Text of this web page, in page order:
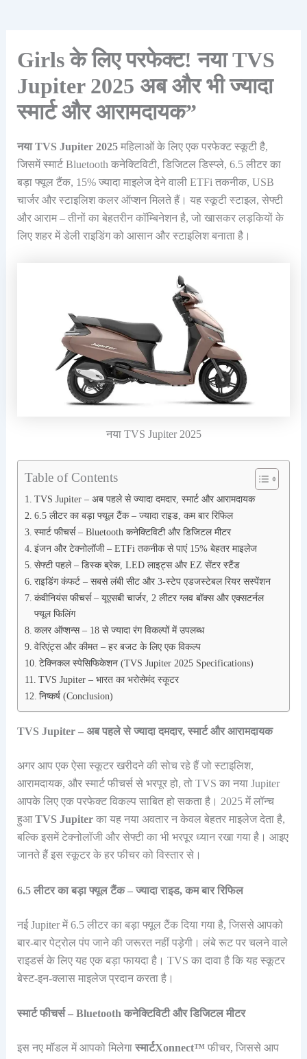
Girls के लिए परफेक्ट! नया TVS
Jupiter 2025 अब और भी ज्यादा
स्मार्ट और आरामदायक”
नया TVS Jupiter 2025महिलाओं के लिए एक परफेक्ट स्कूटी है,
जिसमें स्मार्ट Bluetooth कनेक्टिविटी, डिजिटल डिस्प्ले, 6.5 लीटर का
बड़ा फ्यूल टैंक, 15% ज्यादा माइलेज देने वाली ETFi तकनीक, USB
चार्जर और स्टाइलिश कलर ऑप्शन मिलते हैं। यह स्कूटी स्टाइल, सेफ्टी
और आराम – तीनों का बेहतरीन कॉम्बिनेशन है, जो खासकर लड़कियों के
लिए शहर में डेली राइडिंग को आसान और स्टाइलिश बनाता है।
नया TVS Jupiter 2025
Table of Contents
TVS Jupiter – अब पहले से ज्यादा दमदार, स्मार्ट और आरामदायक
6.5 लीटर का बड़ा फ्यूल टैंक – ज्यादा राइड, कम बार रिफिल
स्मार्ट फीचर्स – Bluetooth कनेक्टिविटी और डिजिटल मीटर
इंजन और टेक्नोलॉजी – ETFi तकनीक से पाएं 15% बेहतर माइलेज
सेफ्टी पहले – डिस्क ब्रेक, LED लाइट्स और EZ सेंटर स्टैंड
राइडिंग कंफर्ट – सबसे लंबी सीट और 3-स्टेप एडजस्टेबल रियर सस्पेंशन
कंवीनियंस फीचर्स – यूएसबी चार्जर, 2 लीटर ग्लव बॉक्स और एक्सटर्नल
फ्यूल फिलिंग
कलर ऑप्शन्स – 18 से ज्यादा रंग विकल्पों में उपलब्ध
वेरिएंट्स और कीमत – हर बजट के लिए एक विकल्प
टेक्निकल स्पेसिफिकेशन (TVS Jupiter 2025 Specifications)
TVS Jupiter – भारत का भरोसेमंद स्कूटर
निष्कर्ष (Conclusion)
TVS Jupiter – अब पहले से ज्यादा दमदार, स्मार्ट और आरामदायक
अगर आप एक ऐसा स्कूटर खरीदने की सोच रहे हैं जो स्टाइलिश,
आरामदायक, और स्मार्ट फीचर्स से भरपूर हो, तो TVS का नया Jupiter
आपके लिए एक परफेक्ट विकल्प साबित हो सकता है। 2025 में लॉन्च
हुआTVS Jupiterका यह नया अवतार न केवल बेहतर माइलेज देता है,
बल्कि इसमें टेक्नोलॉजी और सेफ्टी का भी भरपूर ध्यान रखा गया है। आइए
जानते हैं इस स्कूटर के हर फीचर को विस्तार से।
6.5 लीटर का बड़ा फ्यूल टैंक – ज्यादा राइड, कम बार रिफिल
नई Jupiter में 6.5 लीटर का बड़ा फ्यूल टैंक दिया गया है, जिससे आपको
बार-बार पेट्रोल पंप जाने की जरूरत नहीं पड़ेगी। लंबे रूट पर चलने वाले
राइडर्स के लिए यह एक बड़ा फायदा है। TVS का दावा है कि यह स्कूटर
बेस्ट-इन-क्लास माइलेज प्रदान करता है।
स्मार्ट फीचर्स – Bluetooth कनेक्टिविटी और डिजिटल मीटर
इस नए मॉडल में आपको मिलेगा स्मार्टXonnect™फीचर, जिससे आप